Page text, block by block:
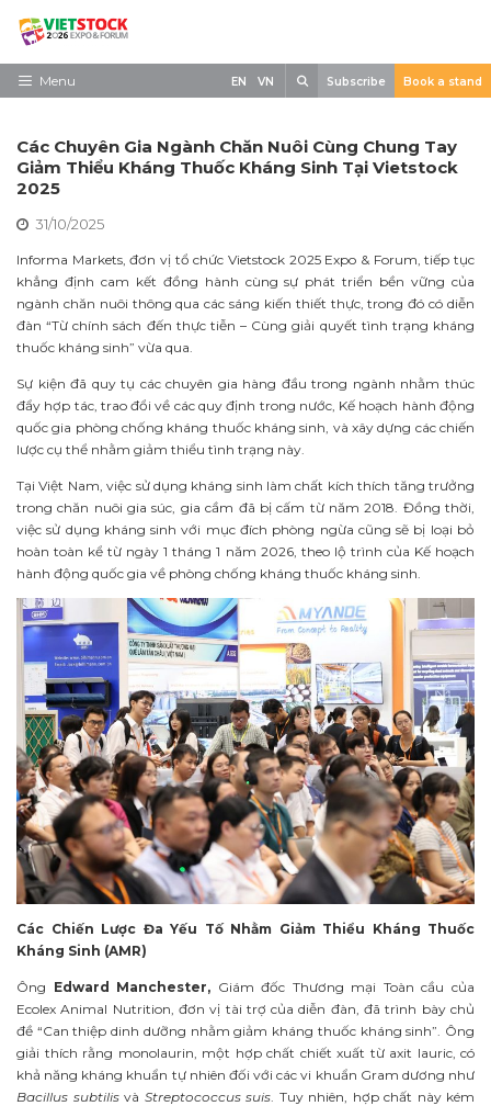
Skip
contentMenu
Về triển lãm
Tin tức
Liên Hệ
EN VN Subscribe Book a stand
Các Chuyên Gia Ngành Chăn Nuôi Cùng Chung Tay
Giảm Thiểu Kháng Thuốc Kháng Sinh Tại Vietstock
2025
31/10/2025
Informa Markets, đơn vị tổ chức Vietstock 2025 Expo & Forum, tiếp tục
khẳng định cam kết đồng hành cùng sự phát triển bền vững của
ngành chăn nuôi thông qua các sáng kiến thiết thực, trong đó có diễn
đàn “Từ chính sách đến thực tiễn – Cùng giải quyết tình trạng kháng
thuốc kháng sinh” vừa qua.
Sự kiện đã quy tụ các chuyên gia hàng đầu trong ngành nhằm thúc
đẩy hợp tác, trao đổi về các quy định trong nước, Kế hoạch hành động
quốc gia phòng chống kháng thuốc kháng sinh, và xây dựng các chiến
lược cụ thể nhằm giảm thiểu tình trạng này.
Tại Việt Nam, việc sử dụng kháng sinh làm chất kích thích tăng trưởng
trong chăn nuôi gia súc, gia cầm đã bị cấm từ năm 2018. Đồng thời,
việc sử dụng kháng sinh với mục đích phòng ngừa cũng sẽ bị loại bỏ
hoàn toàn kể từ ngày 1 tháng 1 năm 2026, theo lộ trình của Kế hoạch
hành động quốc gia về phòng chống kháng thuốc kháng sinh.
Các Chiến Lược Đa Yếu Tố Nhằm Giảm Thiểu Kháng Thuốc
Kháng Sinh (AMR)
Ông Edward Manchester, Giám đốc Thương mại Toàn cầu của
Ecolex Animal Nutrition, đơn vị tài trợ của diễn đàn, đã trình bày chủ
đề “Can thiệp dinh dưỡng nhằm giảm kháng thuốc kháng sinh”. Ông
giải thích rằng monolaurin, một hợp chất chiết xuất từ axit lauric, có
khả năng kháng khuẩn tự nhiên đối với các vi khuẩn Gram dương như
Bacillus subtilisvà Streptococcus suis . Tuy nhiên, hợp chất này kém